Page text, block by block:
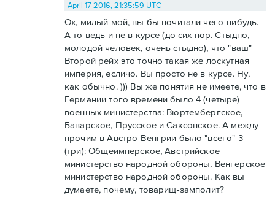
April 17 2016, 21:35:59 UTC
Ох, милый мой, вы бы почитали чего-нибудь.
А то ведь и не в курсе (до сих пор. Стыдно,
молодой человек, очень стыдно), что "ваш"
Второй рейх это точно такая же лоскутная
империя, есличо. Вы просто не в курсе. Ну,
как обычно. ))) Вы же понятия не имеете, что в
Германии того времени было 4 (четыре)
военных министерства: Вюртембергское,
Баварское, Прусское и Саксонское. А между
прочим в Австро-Венгрии было "всего" 3
(три): Общеимперское, Австрийское
министерство народной обороны, Венгерское
министерство народной обороны. Как вы
думаете, почему, товарищ-замполит?